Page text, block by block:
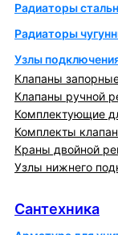
Радиаторы
Радиаторы
Узлы
Клапаны
Клапаны ручной
Комплектующие
Комплекты
Краны двойной
Узлы нижнего
Сантехника